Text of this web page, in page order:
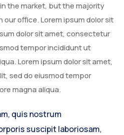
the market, but the majority
office. Lorem ipsum dolor sit
dolor sit amet, consectetur
tempor incididunt ut
Lorem ipsum dolor sit amet,
sed do eiusmod tempor
magna aliqua.
quis nostrum
suscipit laboriosam,